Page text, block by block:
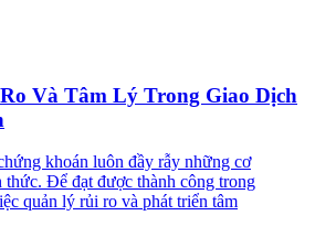
Và Tâm Lý Trong Giao Dịch
khoán luôn đầy rẫy những cơ
thức. Để đạt được thành công trong
quản lý rủi ro và phát triển tâm